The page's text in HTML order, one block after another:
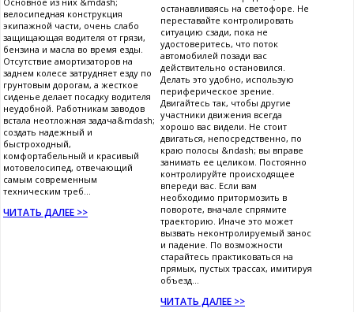
велосипедная конструкция
экипажной части, очень слабо
защищающая водителя от грязи,
бензина и масла во время езды.
Отсутствие амортизаторов на
заднем колесе затрудняет езду по
грунтовым дорогам, а жесткое
сиденье делает посадку водителя
неудобной. Работникам заводов
встала неотложная задача&mdash;
создать надежный и
быстроходный,
комфортабельный и красивый
мотовелосипед, отвечающий
самым современным
техническим треб...
ЧИТАТЬ ДАЛЕЕ >>
останавливаясь на светофоре. Не
переставайте контролировать
ситуацию сзади, пока не
удостоверитесь, что поток
автомобилей позади вас
действительно остановился.
Делать это удобно, использую
периферическое зрение.
Двигайтесь так, чтобы другие
участники движения всегда
хорошо вас видели. Не стоит
двигаться, непосредственно, по
краю полосы &ndash; вы вправе
занимать ее целиком. Постоянно
контролируйте происходящее
впереди вас. Если вам
необходимо притормозить в
повороте, вначале спрямите
траекторию. Иначе это может
вызвать неконтролируемый занос
и падение. По возможности
старайтесь практиковаться на
прямых, пустых трассах, имитируя
объезд...
ЧИТАТЬ ДАЛЕЕ >>